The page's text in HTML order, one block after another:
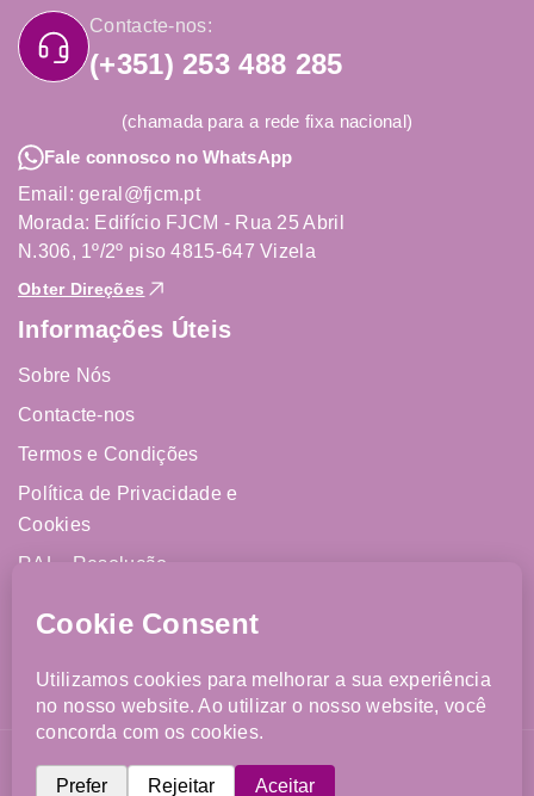
Contacte-nos:
(+351) 253 488 285
(chamada para a rede fixa nacional)
Fale connosco no WhatsApp
Email: geral@fjcm.pt
Morada: Edifício FJCM - Rua 25 Abril
N.306, 1º/2º piso 4815-647 Vizela
Obter Direções
Informações Úteis
Sobre Nós
Contacte-nos
Termos e Condições
Política de Privacidade e
Cookies
RAL - Resolução
Livro de Reclamações
©2026 FJCM. Todos os direitos reservados. Website